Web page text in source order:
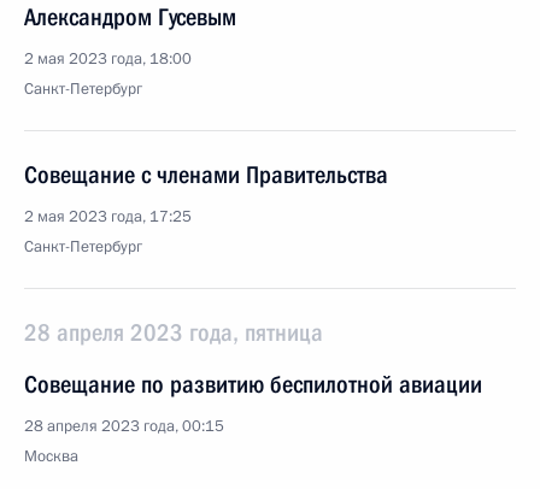
Александром Гусевым
2 мая 2023 года, 18:00
Санкт-Петербург
Совещание с членами Правительства
2 мая 2023 года, 17:25
Санкт-Петербург
28 апреля 2023 года, пятница
Совещание по развитию беспилотной авиации
28 апреля 2023 года, 00:15
Москва